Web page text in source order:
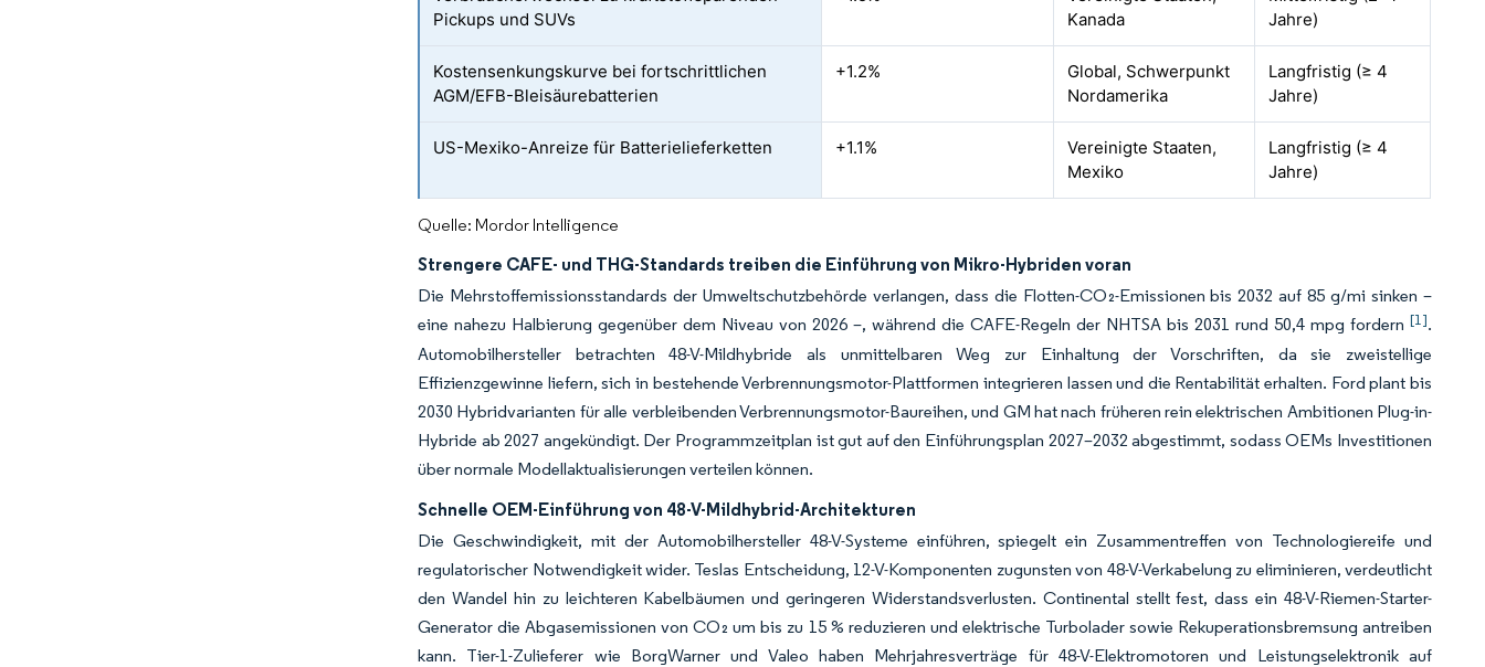
Pickups und SUVs
Kanada
Jahre)
Kostensenkungskurve bei fortschrittlichen
AGM/EFB-Bleisäurebatterien
+1.2%
Global, Schwerpunkt
Nordamerika
Langfristig (≥ 4
Jahre)
US-Mexiko-Anreize für Batterielieferketten +1.1%
Vereinigte Staaten,
Mexiko
Langfristig (≥ 4
Jahre)
Quelle: Mordor Intelligence
Strengere CAFE- und THG-Standards treiben die Einführung von Mikro-Hybriden voran
Die Mehrstoffemissionsstandards der Umweltschutzbehörde verlangen, dass die Flotten-CO₂-Emissionen bis 2032 auf 85 g/mi sinken –
eine nahezu Halbierung gegenüber dem Niveau von 2026 –, während die CAFE-Regeln der NHTSA bis 2031 rund 50,4 mpg fordern [1].
Automobilhersteller betrachten 48-V-Mildhybride als unmittelbaren Weg zur Einhaltung der Vorschriften, da sie zweistellige
Effizienzgewinne liefern, sich in bestehende Verbrennungsmotor-Plattformen integrieren lassen und die Rentabilität erhalten. Ford plant bis
2030 Hybridvarianten für alle verbleibenden Verbrennungsmotor-Baureihen, und GM hat nach früheren rein elektrischen Ambitionen Plug-in-
Hybride ab 2027 angekündigt. Der Programmzeitplan ist gut auf den Einführungsplan 2027–2032 abgestimmt, sodass OEMs Investitionen
über normale Modellaktualisierungen verteilen können.
Schnelle OEM-Einführung von 48-V-Mildhybrid-Architekturen
Die Geschwindigkeit, mit der Automobilhersteller 48-V-Systeme einführen, spiegelt ein Zusammentreffen von Technologiereife und
regulatorischer Notwendigkeit wider. Teslas Entscheidung, 12-V-Komponenten zugunsten von 48-V-Verkabelung zu eliminieren, verdeutlicht
den Wandel hin zu leichteren Kabelbäumen und geringeren Widerstandsverlusten. Continental stellt fest, dass ein 48-V-Riemen-Starter-
Generator die Abgasemissionen von CO₂ um bis zu 15 % reduzieren und elektrische Turbolader sowie Rekuperationsbremsung antreiben
kann. Tier-1-Zulieferer wie BorgWarner und Valeo haben Mehrjahresverträge für 48-V-Elektromotoren und Leistungselektronik auf